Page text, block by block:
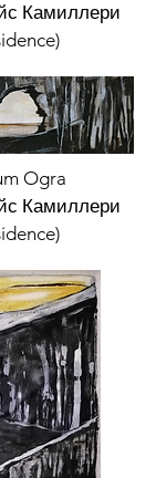
Камиллери
Ogra
Камиллери